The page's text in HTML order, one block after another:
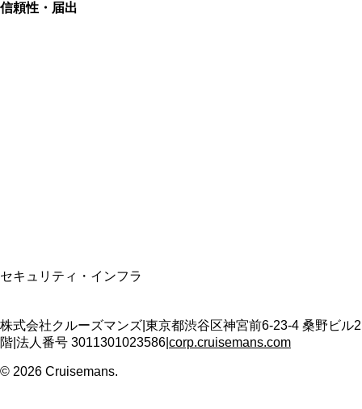
信頼性・届出
セキュリティ・インフラ
株式会社クルーズマンズ 東京都渋谷区神宮前6-23-4 桑野ビル2
階 法人番号 3011301023586 corp.cruisemans.com
© 2026 Cruisemans.